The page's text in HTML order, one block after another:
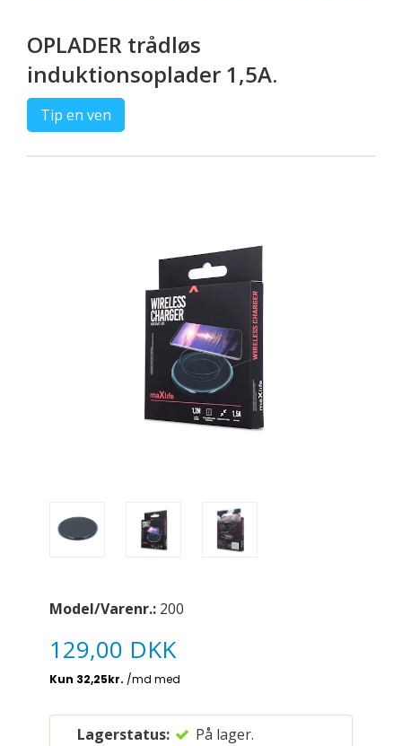
OPLADER trådløs
induktionsoplader 1,5A.
Tip en ven
Model/Varenr.: 200
129,00 DKK
Lagerstatus: På lager.